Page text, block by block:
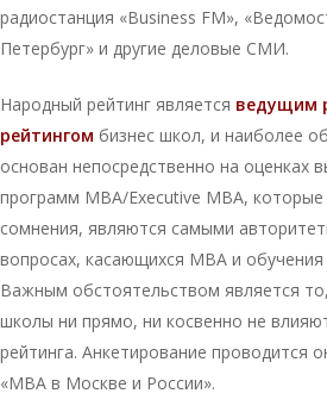
радиостанция «Business FM»,
Петербург» и другие деловые СМИ.
Народный рейтинг является ведущим
рейтингом бизнес школ, и наиболее
основан непосредственно на оценках
программ MBA/Executive MBA,
сомнения, являются самыми
вопросах, касающихся МВА и обучения
Важным обстоятельством является
школы ни прямо, ни косвенно не
рейтинга. Анкетирование проводится
«МВА в Москве и России».